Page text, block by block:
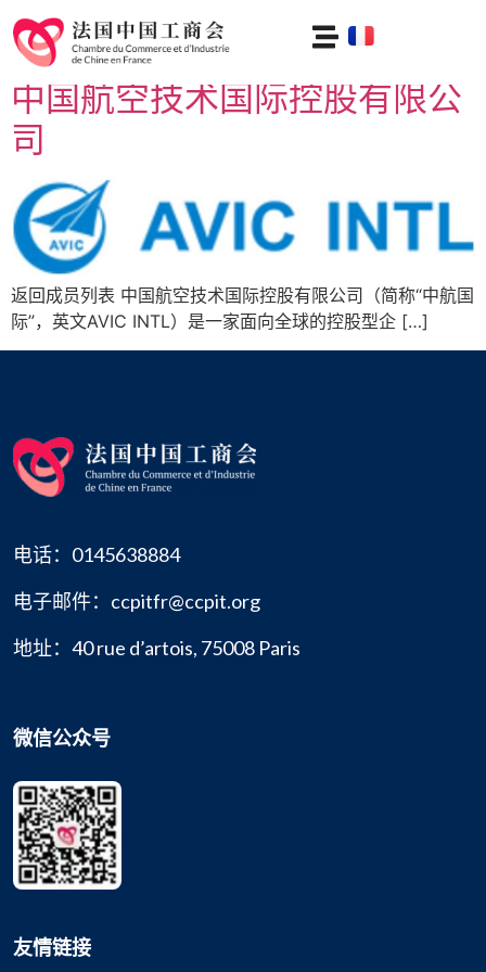
分类：上法兰西大区
中国航空技术国际控股有限公
司
返回成员列表 中国航空技术国际控股有限公司（简称“中航国
际”，英文AVIC INTL）是一家面向全球的控股型企 […]
电话：0145638884
电子邮件：ccpitfr@ccpit.org
地址：40 rue d’artois, 75008 Paris
微信公众号
友情链接